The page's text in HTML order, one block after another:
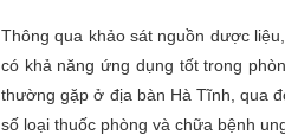
Thông qua khảo sát nguồn dược
có khả năng ứng dụng tốt trong
thường gặp ở địa bàn Hà Tĩnh, qua
số loại thuốc phòng và chữa bệnh